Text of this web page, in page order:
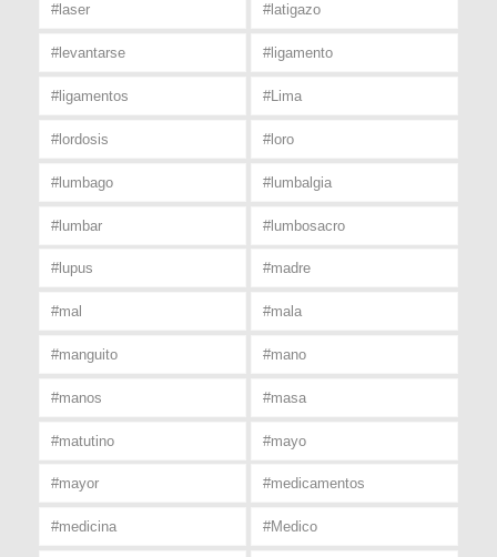
#laser #latigazo
#levantarse #ligamento
#ligamentos #Lima
#lordosis #loro
#lumbago #lumbalgia
#lumbar #lumbosacro
#lupus #madre
#mal #mala
#manguito #mano
#manos #masa
#matutino #mayo
#mayor #medicamentos
#medicina #Medico